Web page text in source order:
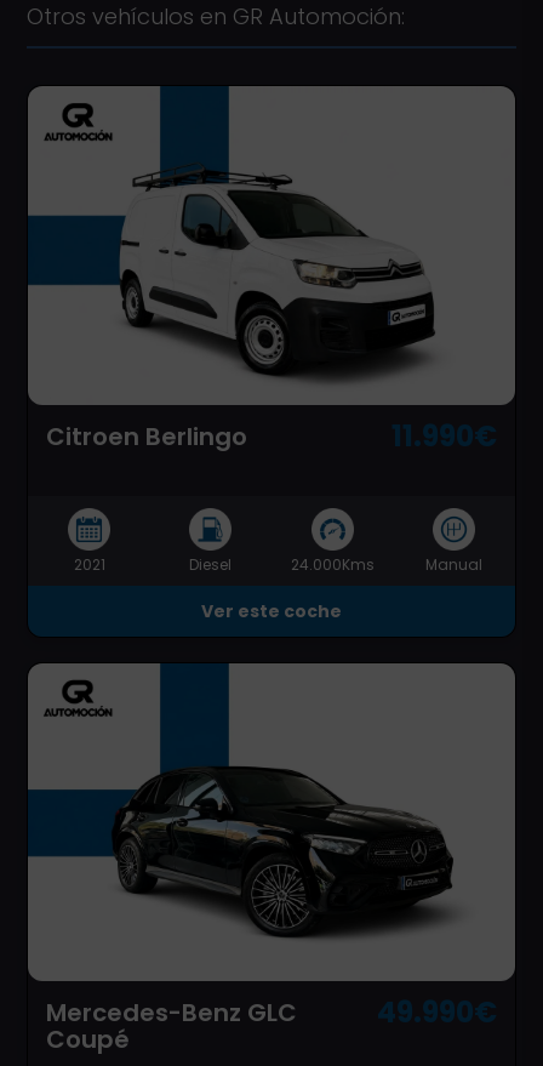
Otros vehículos en GR Automoción:
Citroen Berlingo 11.990€
2021 Diesel 24.000Kms Manual
Ver este coche
Mercedes-Benz GLC
Coupé
49.990€